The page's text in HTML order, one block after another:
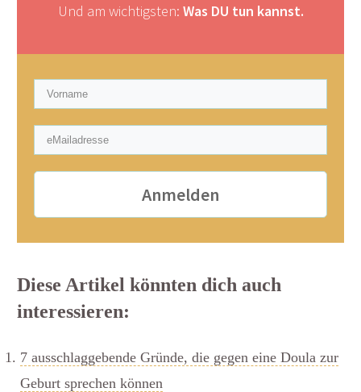
Und am wichtigsten: Was DU tun kannst.
Anmelden
Diese Artikel könnten dich auch
interessieren:
7 ausschlaggebende Gründe, die gegen eine Doula zur
Geburt sprechen können